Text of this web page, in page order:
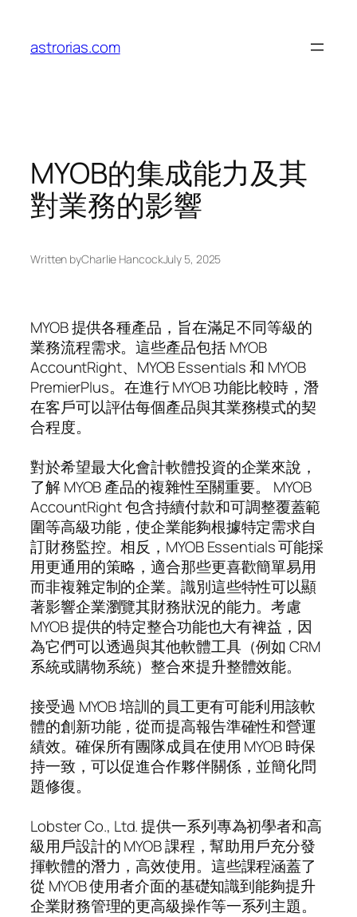
content
astrorias.com
MYOB的集成能力及其
對業務的影響
Written byCharlie HancockJuly 5, 2025
MYOB 提供各種產品，旨在滿足不同等級的
業務流程需求。這些產品包括 MYOB
AccountRight、MYOB Essentials 和 MYOB
PremierPlus。在進行 MYOB 功能比較時，潛
在客戶可以評估每個產品與其業務模式的契
合程度。
對於希望最大化會計軟體投資的企業來說，
了解 MYOB 產品的複雜性至關重要。 MYOB
AccountRight 包含持續付款和可調整覆蓋範
圍等高級功能，使企業能夠根據特定需求自
訂財務監控。相反，MYOB Essentials 可能採
用更通用的策略，適合那些更喜歡簡單易用
而非複雜定制的企業。識別這些特性可以顯
著影響企業瀏覽其財務狀況的能力。考慮
MYOB 提供的特定整合功能也大有裨益，因
為它們可以透過與其他軟體工具（例如 CRM
系統或購物系統）整合來提升整體效能。
接受過 MYOB 培訓的員工更有可能利用該軟
體的創新功能，從而提高報告準確性和營運
績效。確保所有團隊成員在使用 MYOB 時保
持一致，可以促進合作夥伴關係，並簡化問
題修復。
Lobster Co., Ltd. 提供一系列專為初學者和高
級用戶設計的 MYOB 課程，幫助用戶充分發
揮軟體的潛力，高效使用。這些課程涵蓋了
從 MYOB 使用者介面的基礎知識到能夠提升
企業財務管理的更高級操作等一系列主題。